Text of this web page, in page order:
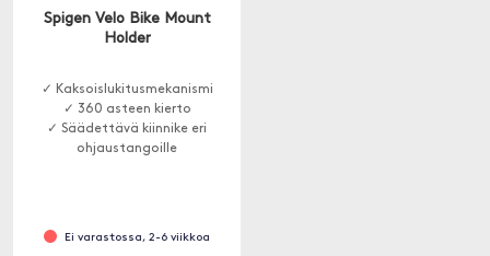
Spigen Velo Bike Mount
Holder
✓ Kaksoislukitusmekanismi
✓ 360 asteen kierto
✓ Säädettävä kiinnike eri
ohjaustangoille
Ei varastossa, 2-6 viikkoa